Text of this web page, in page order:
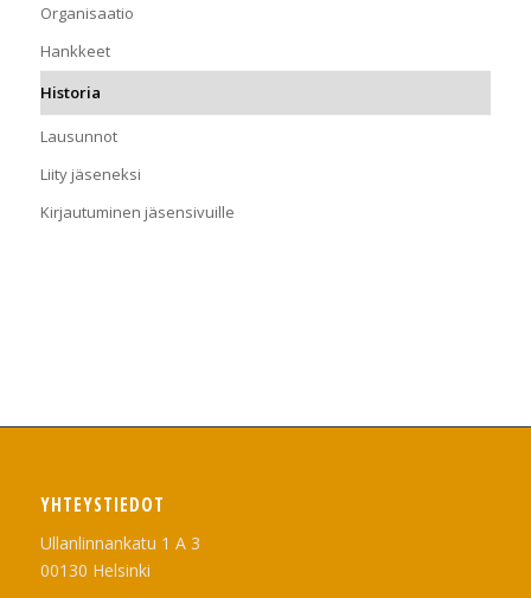
Organisaatio
Hankkeet
Historia
Lausunnot
Liity jäseneksi
Kirjautuminen jäsensivuille
YHTEYSTIEDOT
Ullanlinnankatu 1 A 3
00130 Helsinki